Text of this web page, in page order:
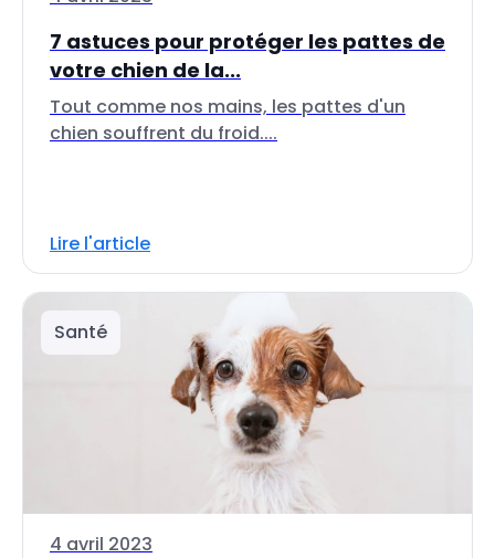
7 astuces pour protéger les pattes de
votre chien de la...
Tout comme nos mains, les pattes d'un
chien souffrent du froid....
Lire l'article
Santé
4 avril 2023